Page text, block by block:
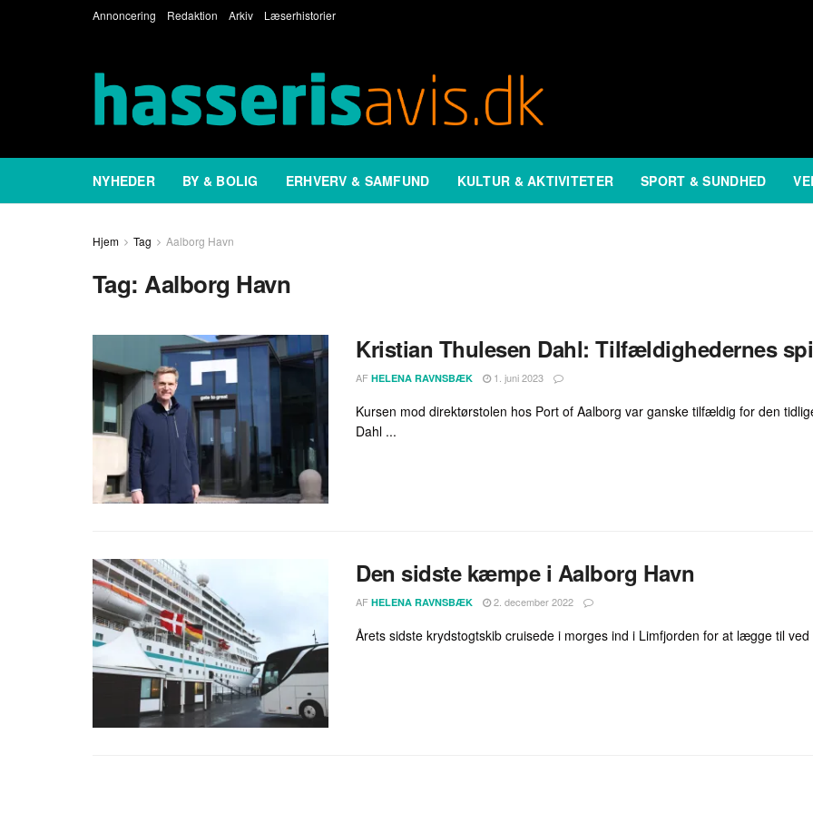
Annoncering Redaktion Arkiv Læserhistorier
NYHEDER BY & BOLIG ERHVERV & SAMFUND KULTUR & AKTIVITETER SPORT & SUNDHED
Hjem Tag Aalborg Havn
Tag:Aalborg Havn
Kristian Thulesen Dahl: Tilfældighedernes
AF HELENA RAVNSBÆK 1. juni 2023
Kursen mod direktørstolen hos Port of Aalborg var ganske tilfældig for den
Dahl ...
Den sidste kæmpe i Aalborg Havn
AF HELENA RAVNSBÆK 2. december 2022
Årets sidste krydstogtskib cruisede i morges ind i Limfjorden for at lægge til